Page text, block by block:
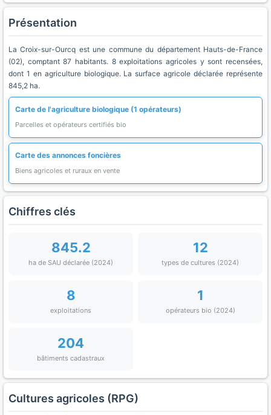
Présentation
La Croix-sur-Ourcq est une commune du département Hauts-de-France
(02), comptant 87 habitants. 8 exploitations agricoles y sont recensées,
dont 1 en agriculture biologique. La surface agricole déclarée représente
845,2 ha.
Carte de l'agriculture biologique (1 opérateurs)
Parcelles et opérateurs certifiés bio
Carte des annonces foncières
Biens agricoles et ruraux en vente
Chiffres clés
845.2
ha de SAU déclarée (2024)
12
types de cultures (2024)
8
exploitations
1
opérateurs bio (2024)
204
bâtiments cadastraux
Cultures agricoles (RPG)